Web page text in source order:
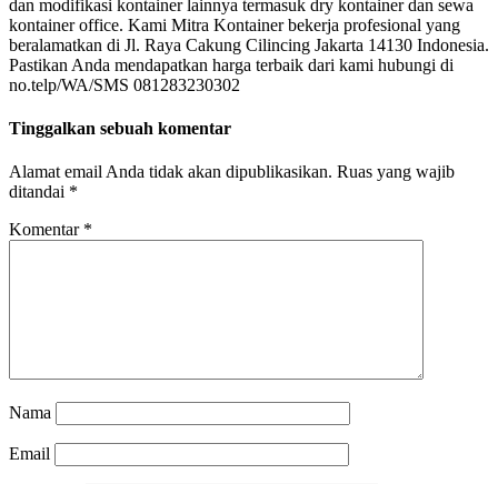
dan modifikasi kontainer lainnya termasuk dry kontainer dan sewa
kontainer office. Kami Mitra Kontainer bekerja profesional yang
beralamatkan di Jl. Raya Cakung Cilincing Jakarta 14130 Indonesia.
Pastikan Anda mendapatkan harga terbaik dari kami hubungi di
no.telp/WA/SMS 081283230302
Tinggalkan sebuah komentar
Alamat email Anda tidak akan dipublikasikan. Ruas yang wajib
ditandai *
Komentar *
Nama
Email